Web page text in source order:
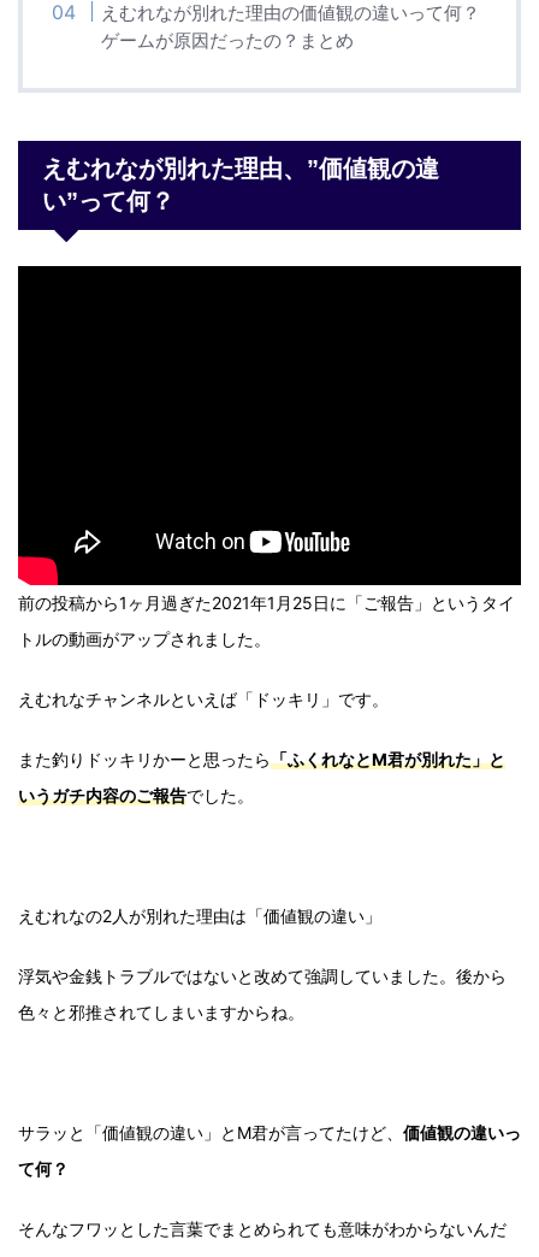
えむれなが別れた理由の価値観の違いって何？
ゲームが原因だったの？まとめ
えむれなが別れた理由、”価値観の違
い”って何？
前の投稿から1ヶ月過ぎた2021年1月25日に「ご報告」というタイ
トルの動画がアップされました。
えむれなチャンネルといえば「ドッキリ」です。
また釣りドッキリかーと思ったら「ふくれなとM君が別れた」と
いうガチ内容のご報告でした。
えむれなの2人が別れた理由は「価値観の違い」
浮気や金銭トラブルではないと改めて強調していました。後から
色々と邪推されてしまいますからね。
サラッと「価値観の違い」とM君が言ってたけど、 価値観の違いっ
て何？
そんなフワッとした言葉でまとめられても意味がわからないんだ